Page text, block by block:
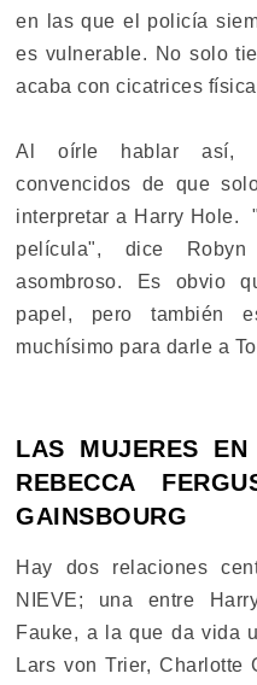
en las que el policía
es vulnerable. No solo
acaba con cicatrices
Al oírle hablar así,
convencidos de que
interpretar a Harry Hole.
película", dice
asombroso. Es obvio
papel, pero también
muchísimo para darle a
LAS MUJERES
REBECCA
GAINSBOURG
Hay dos relaciones
NIEVE; una entre
Fauke, a la que da vida
Lars von Trier, Charlotte